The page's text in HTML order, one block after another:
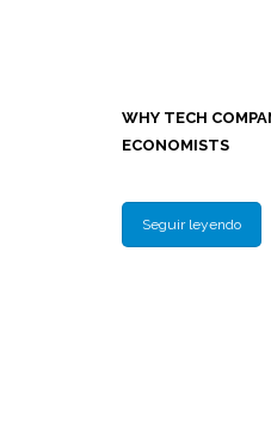
WHY TECH
ECONOMISTS
Seguir leyendo